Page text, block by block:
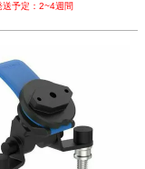
2~4週間